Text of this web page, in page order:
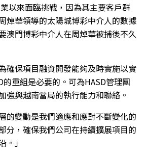
以來面臨挑戰，因為其主要客戶群
焯華領導的太陽城博彩中介人的數據
澳門博彩中介人在周焯華被捕後不久
確保項目融資開發能夠及時實施以實
重組是必要的。可為HASD管理團
強與越南當局的執行能力和聯絡。
的變動是我們適應和應對不斷變化的
分，確保我們公司在持續擴展項目的
。」